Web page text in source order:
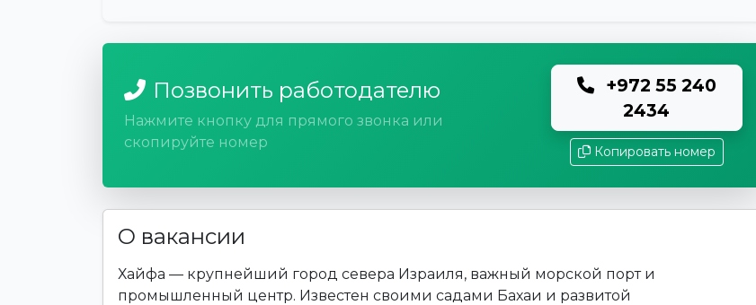
Позвонить работодателю
Нажмите кнопку для прямого звонка или
скопируйте номер
+972 55 240
2434
Копировать номер
О вакансии
Хайфа — крупнейший город севера Израиля, важный морской порт и
промышленный центр. Известен своими садами Бахаи и развитой